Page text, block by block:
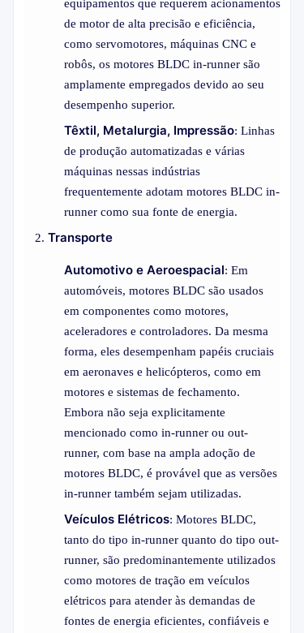
equipamentos que requerem acionamentos
de motor de alta precisão e eficiência,
como servomotores, máquinas CNC e
robôs, os motores BLDC in-runner são
amplamente empregados devido ao seu
desempenho superior.
Têxtil, Metalurgia, Impressão: Linhas
de produção automatizadas e várias
máquinas nessas indústrias
frequentemente adotam motores BLDC in-
runner como sua fonte de energia.
Transporte
Automotivo e Aeroespacial: Em
automóveis, motores BLDC são usados
em componentes como motores,
aceleradores e controladores. Da mesma
forma, eles desempenham papéis cruciais
em aeronaves e helicópteros, como em
motores e sistemas de fechamento.
Embora não seja explicitamente
mencionado como in-runner ou out-
runner, com base na ampla adoção de
motores BLDC, é provável que as versões
in-runner também sejam utilizadas.
Veículos Elétricos: Motores BLDC,
tanto do tipo in-runner quanto do tipo out-
runner, são predominantemente utilizados
como motores de tração em veículos
elétricos para atender às demandas de
fontes de energia eficientes, confiáveis e